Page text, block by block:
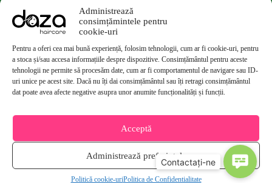
Administrează
consimțămintele pentru
cookie-uri
Pentru a oferi cea mai bună experiență, folosim tehnologii, cum ar fi cookie-uri, pentru
a stoca și/sau accesa informațiile despre dispozitive. Consimțământul pentru aceste
tehnologii ne permite să procesăm date, cum ar fi comportamentul de navigare sau ID-
uri unice pe acest site. Dacă nu îți dai consimțământul sau îți retragi consimțământul
dat poate avea afecte negative asupra unor anumite funcționalități și funcții.
Acceptă
Administrează preferințele
Politică cookie-uriPolitica de Confidentialitate